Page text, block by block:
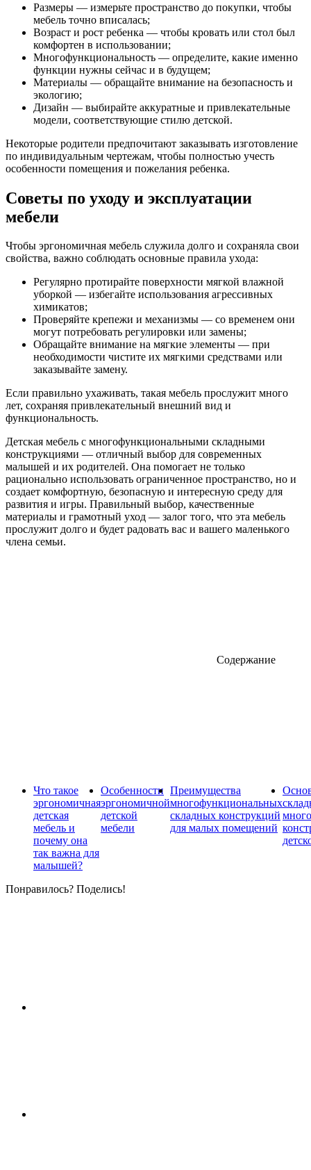
Размеры — измерьте пространство до покупки, чтобы
мебель точно вписалась;
Возраст и рост ребенка — чтобы кровать или стол был
комфортен в использовании;
Многофункциональность — определите, какие именно
функции нужны сейчас и в будущем;
Материалы — обращайте внимание на безопасность и
экологию;
Дизайн — выбирайте аккуратные и привлекательные
модели, соответствующие стилю детской.
Некоторые родители предпочитают заказывать изготовление
по индивидуальным чертежам, чтобы полностью учесть
особенности помещения и пожелания ребенка.
Советы по уходу и эксплуатации
мебели
Чтобы эргономичная мебель служила долго и сохраняла свои
свойства, важно соблюдать основные правила ухода:
Регулярно протирайте поверхности мягкой влажной
уборкой — избегайте использования агрессивных
химикатов;
Проверяйте крепежи и механизмы — со временем они
могут потребовать регулировки или замены;
Обращайте внимание на мягкие элементы — при
необходимости чистите их мягкими средствами или
заказывайте замену.
Если правильно ухаживать, такая мебель прослужит много
лет, сохраняя привлекательный внешний вид и
функциональность.
Детская мебель с многофункциональными складными
конструкциями — отличный выбор для современных
малышей и их родителей. Она помогает не только
рационально использовать ограниченное пространство, но и
создает комфортную, безопасную и интересную среду для
развития и игры. Правильный выбор, качественные
материалы и грамотный уход — залог того, что эта мебель
прослужит долго и будет радовать вас и вашего маленького
члена семьи.
Содержание
Что такое
эргономичная
детская
мебель и
почему она
так важна для
малышей?
Особенности
эргономичной
детской
мебели
Преимущества
многофункциональных
складных конструкций
для малых помещений
Понравилось? Поделись!